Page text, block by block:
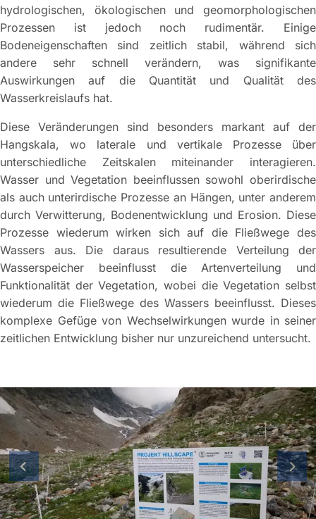
hydrologischen, ökologischen und geomorphologischen
Prozessen ist jedoch noch rudimentär. Einige
Bodeneigenschaften sind zeitlich stabil, während sich
andere sehr schnell verändern, was signifikante
Auswirkungen auf die Quantität und Qualität des
Wasserkreislaufs hat.
Diese Veränderungen sind besonders markant auf der
Hangskala, wo laterale und vertikale Prozesse über
unterschiedliche Zeitskalen miteinander interagieren.
Wasser und Vegetation beeinflussen sowohl oberirdische
als auch unterirdische Prozesse an Hängen, unter anderem
durch Verwitterung, Bodenentwicklung und Erosion. Diese
Prozesse wiederum wirken sich auf die Fließwege des
Wassers aus. Die daraus resultierende Verteilung der
Wasserspeicher beeinflusst die Artenverteilung und
Funktionalität der Vegetation, wobei die Vegetation selbst
wiederum die Fließwege des Wassers beeinflusst. Dieses
komplexe Gefüge von Wechselwirkungen wurde in seiner
zeitlichen Entwicklung bisher nur unzureichend untersucht.